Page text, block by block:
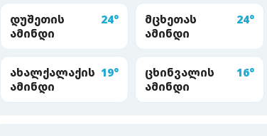
დუშეთის
ამინდი
24°
მცხეთას
ამინდი
24°
ახალქალაქის
ამინდი
19°
ცხინვალის
ამინდი
16°